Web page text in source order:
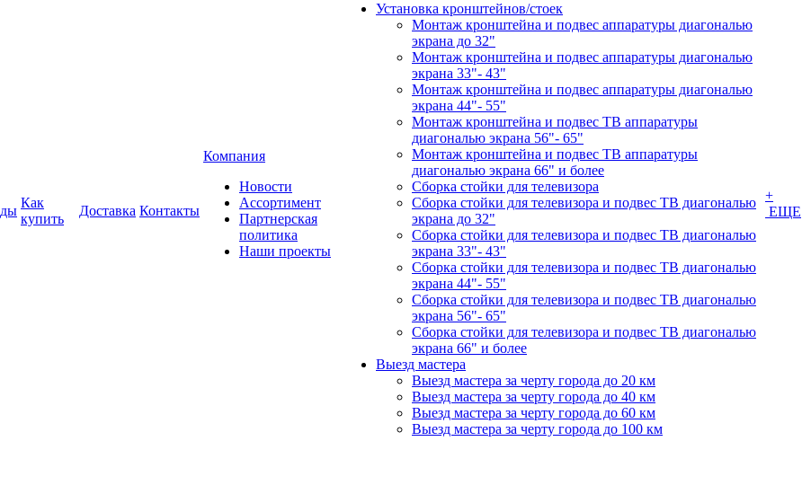
Как
купить
Доставка Контакты
Компания
Новости
Ассортимент
Партнерская
политика
Наши проекты
Установка кронштейнов/стоек
Монтаж кронштейна и подвес аппаратуры диагональю
экрана до 32"
Монтаж кронштейна и подвес аппаратуры диагональю
экрана 33"- 43"
Монтаж кронштейна и подвес аппаратуры диагональю
экрана 44"- 55"
Монтаж кронштейна и подвес ТВ аппаратуры
диагональю экрана 56"- 65"
Монтаж кронштейна и подвес ТВ аппаратуры
диагональю экрана 66" и более
Сборка стойки для телевизора
Сборка стойки для телевизора и подвес ТВ диагональю
экрана до 32"
Сборка стойки для телевизора и подвес ТВ диагональю
экрана 33"- 43"
Сборка стойки для телевизора и подвес ТВ диагональю
экрана 44"- 55"
Сборка стойки для телевизора и подвес ТВ диагональю
экрана 56"- 65"
Сборка стойки для телевизора и подвес ТВ диагональю
экрана 66" и более
Выезд мастера
Выезд мастера за черту города до 20 км
Выезд мастера за черту города до 40 км
Выезд мастера за черту города до 60 км
Выезд мастера за черту города до 100 км
+
ЕЩЕ